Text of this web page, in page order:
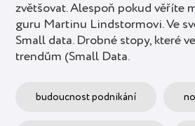
zvětšovat. Alespoň pokud věříte
guru Martinu Lindstormovi. Ve
Small data. Drobné stopy, které
trendům (Small Data.
budoucnost podnikání